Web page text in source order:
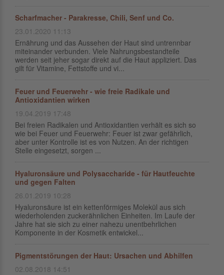
Scharfmacher - Parakresse, Chili, Senf und Co.
23.01.2020 11:13
Ernährung und das Aussehen der Haut sind untrennbar
miteinander verbunden. Viele Nahrungsbestandteile
werden seit jeher sogar direkt auf die Haut appliziert. Das
gilt für Vitamine, Fettstoffe und vi...
Feuer und Feuerwehr - wie freie Radikale und
Antioxidantien wirken
19.04.2019 17:48
Bei freien Radikalen und Antioxidantien verhält es sich so
wie bei Feuer und Feuerwehr: Feuer ist zwar gefährlich,
aber unter Kontrolle ist es von Nutzen. An der richtigen
Stelle eingesetzt, sorgen ...
Hyaluronsäure und Polysaccharide - für Hautfeuchte
und gegen Falten
26.01.2019 10:28
Hyaluronsäure ist ein kettenförmiges Molekül aus sich
wiederholenden zuckerähnlichen Einheiten. Im Laufe der
Jahre hat sie sich zu einer nahezu unentbehrlichen
Komponente in der Kosmetik entwickel...
Pigmentstörungen der Haut: Ursachen und Abhilfen
02.08.2018 14:51